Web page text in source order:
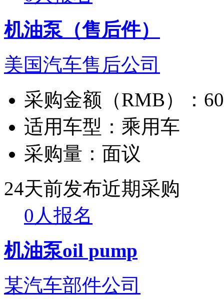
机油泵（售后件）
美国汽车售后公司
采购金额（RMB）：
适用车型： 乘用车
采购量： 面议
24天前发布近期采购
0人报名
机油泵oil pump
某汽车部件公司